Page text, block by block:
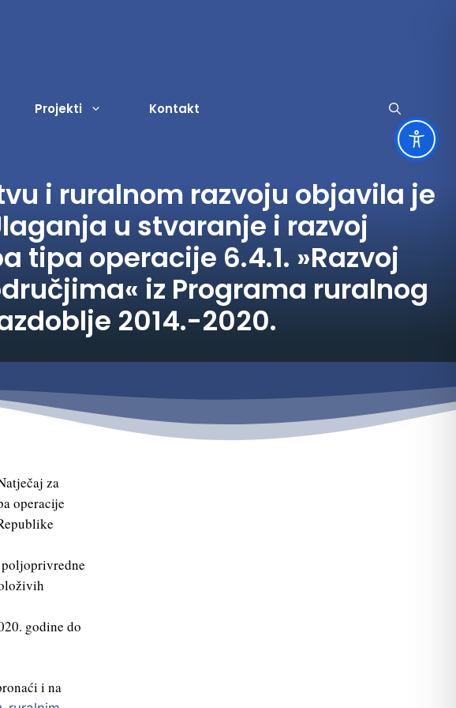
Službene obavijesti
Natječaji za udruge
Natječaji za zapošljavanje
Natječaji
Javni pozivi
životinja
površina
Udruge i servisne informacije
Znamenitosti
Vjerski život
Kultura
Projekti Kontakt
i ruralnom razvoju objavila je
u stvaranje i razvoj
operacije 6.4.1. »Razvoj
iz Programa ruralnog
2014.-2020.
za
operacije
godine do
i na